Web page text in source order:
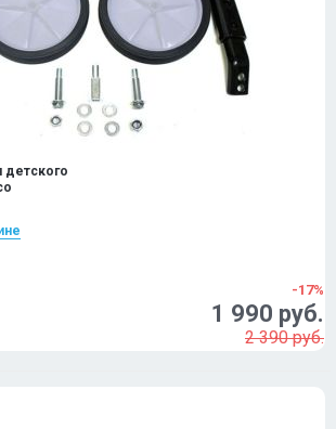
детского
-17%
1 990 руб.
2 390 руб.